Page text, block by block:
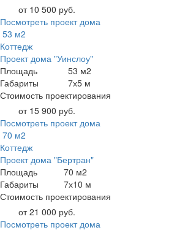
от 10 500 руб.
Посмотреть проект дома
53 м2
Коттедж
Проект дома "Уинслоу"
Площадь
53 м2
Габариты
7х5 м
Стоимость проектирования
от 15 900 руб.
Посмотреть проект дома
70 м2
Коттедж
Проект дома "Бертран"
Площадь
70 м2
Габариты
7х10 м
Стоимость проектирования
от 21 000 руб.
Посмотреть проект дома